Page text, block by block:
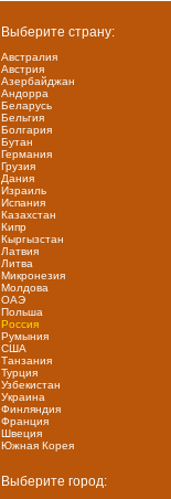
Выберите страну:
Австралия
Австрия
Азербайджан
Андорра
Беларусь
Бельгия
Болгария
Бутан
Германия
Грузия
Дания
Израиль
Испания
Казахстан
Кипр
Кыргызстан
Латвия
Литва
Микронезия
Молдова
ОАЭ
Польша
Россия
Румыния
США
Танзания
Турция
Узбекистан
Украина
Финляндия
Франция
Швеция
Южная Корея
Выберите город: